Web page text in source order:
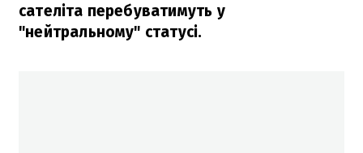
сателіта перебуватимуть у
"нейтральному" статусі.